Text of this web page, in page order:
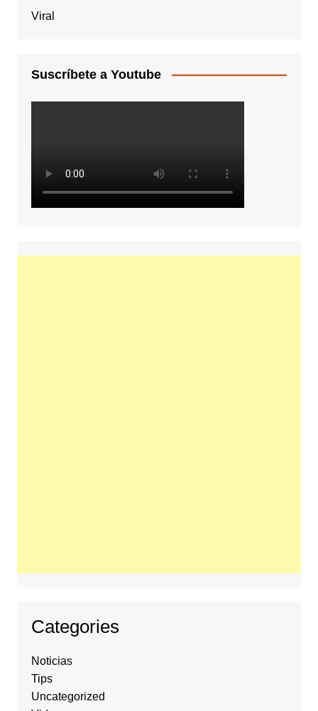
Viral
Suscríbete a Youtube
Categories
Noticias
Tips
Uncategorized